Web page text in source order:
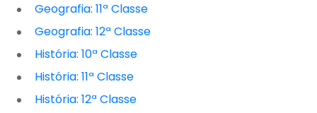
Geografia: 11ª Classe
Geografia: 12ª Classe
História: 10ª Classe
História: 11ª Classe
História: 12ª Classe